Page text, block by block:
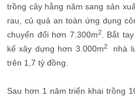
trồng cây hằng năm sang sản
rau, củ quả an toàn ứng dụng
chuyển đổi hơn 7.300m2. Bắt
kế xây dựng hơn 3.000m2nhà
trên 1,7 tỷ đồng.
Sau hơn 1 năm triển khai trồng